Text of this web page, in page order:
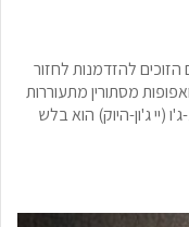
להזדמנות לחזור
מסתורין מתעוררות
(יי ג'ון-היוק) הוא בלש